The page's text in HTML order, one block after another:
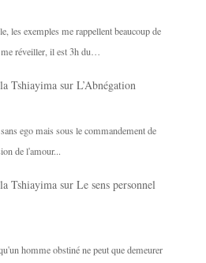
les exemples me rappellent beaucoup de
me réveiller, il est 3h du…
Tshiayimasur L’Abnégation
ego mais sous le commandement de
de l'amour...
Tshiayimasur Le sens personnel
homme obstiné ne peut que demeurer